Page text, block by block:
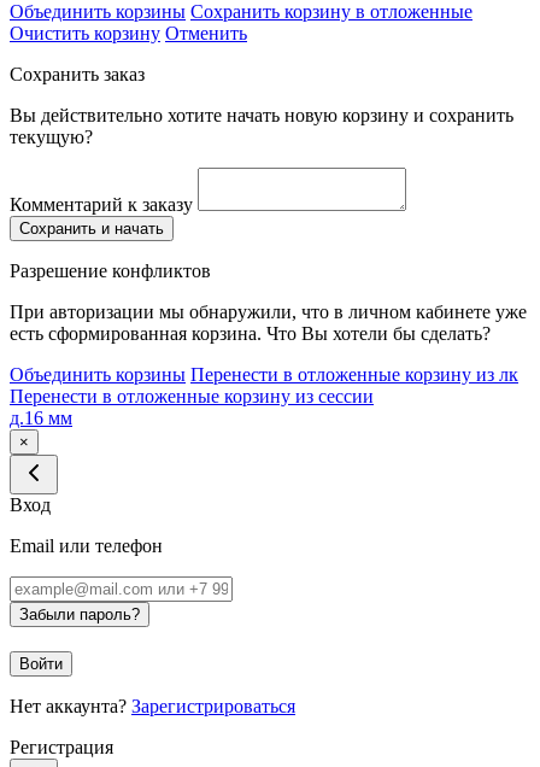
Объединить корзины Сохранить корзину в отложенные
Очистить корзину Отменить
Сохранить заказ
Вы действительно хотите начать новую корзину и сохранить
текущую?
Комментарий к заказу
Сохранить и начать
Разрешение конфликтов
При авторизации мы обнаружили, что в личном кабинете уже
есть сформированная корзина. Что Вы хотели бы сделать?
Объединить корзины Перенести в отложенные корзину из лк
Перенести в отложенные корзину из сессии
д.16 мм
×
Вход
Email или телефон
Забыли пароль?
Войти
Нет аккаунта? Зарегистрироваться
Регистрация